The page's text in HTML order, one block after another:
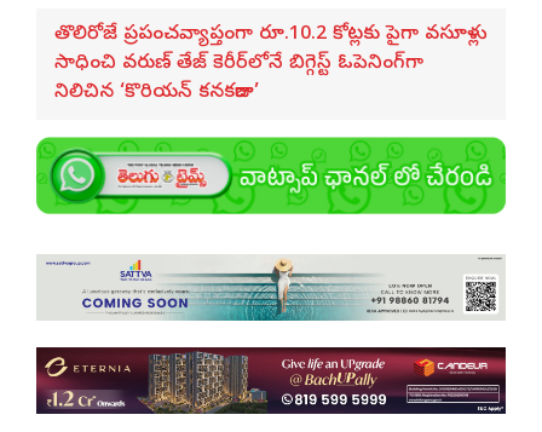
తొలిరోజే ప్రపంచవ్యాప్తంగా రూ.10.2 కోట్లకు పైగా వసూళ్లు
సాధించి వరుణ్ తేజ్ కెరీర్‌లోనే బిగ్గెస్ట్ ఓపెనింగ్‌గా
నిలిచిన ‘కొరియన్ కనకరాజు’